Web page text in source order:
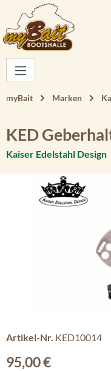
Zum Hauptinhalt springen
myBait Marken
KED
Kaiser Edelstahl Design
Bildergalerie
Artikel-Nr. KED10014
Regulärer Preis:
95,00 €